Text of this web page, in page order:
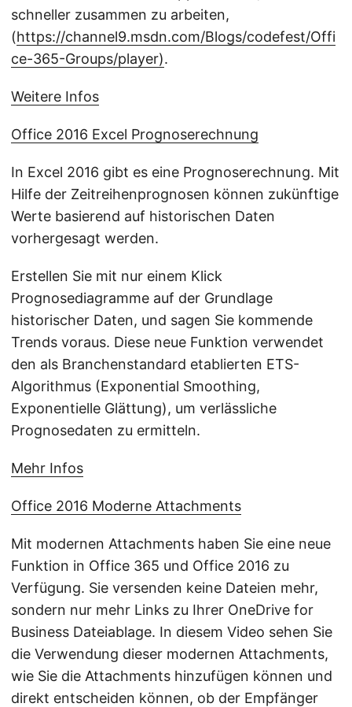
schneller zusammen zu arbeiten,
(https://channel9.msdn.com/Blogs/codefest/Offi
ce-365-Groups/player).
Weitere Infos
Office 2016 Excel Prognoserechnung
In Excel 2016 gibt es eine Prognoserechnung. Mit
Hilfe der Zeitreihenprognosen können zukünftige
Werte basierend auf historischen Daten
vorhergesagt werden.
Erstellen Sie mit nur einem Klick
Prognosediagramme auf der Grundlage
historischer Daten, und sagen Sie kommende
Trends voraus. Diese neue Funktion verwendet
den als Branchenstandard etablierten ETS-
Algorithmus (Exponential Smoothing,
Exponentielle Glättung), um verlässliche
Prognosedaten zu ermitteln.
Mehr Infos
Office 2016 Moderne Attachments
Mit modernen Attachments haben Sie eine neue
Funktion in Office 365 und Office 2016 zu
Verfügung. Sie versenden keine Dateien mehr,
sondern nur mehr Links zu Ihrer OneDrive for
Business Dateiablage. In diesem Video sehen Sie
die Verwendung dieser modernen Attachments,
wie Sie die Attachments hinzufügen können und
direkt entscheiden können, ob der Empfänger